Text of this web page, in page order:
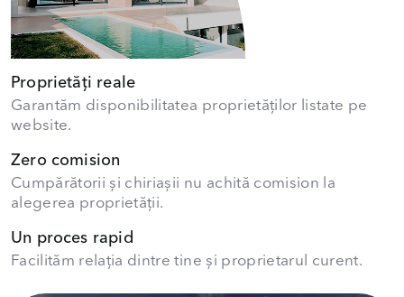
Proprietăți reale
Garantăm disponibilitatea proprietăților listate pe
website.
Zero comision
Cumpărătorii și chiriașii nu achită comision la
alegerea proprietății.
Un proces rapid
Facilităm relația dintre tine și proprietarul curent.